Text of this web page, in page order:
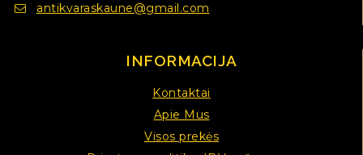
antikvaraskaune@gmail.com
INFORMACIJA
Kontaktai
Apie Mus
Visos prekės